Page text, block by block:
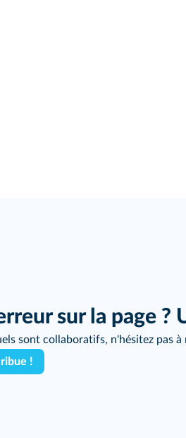
sur la page ?
sont collaboratifs, n'hésitez pas
!